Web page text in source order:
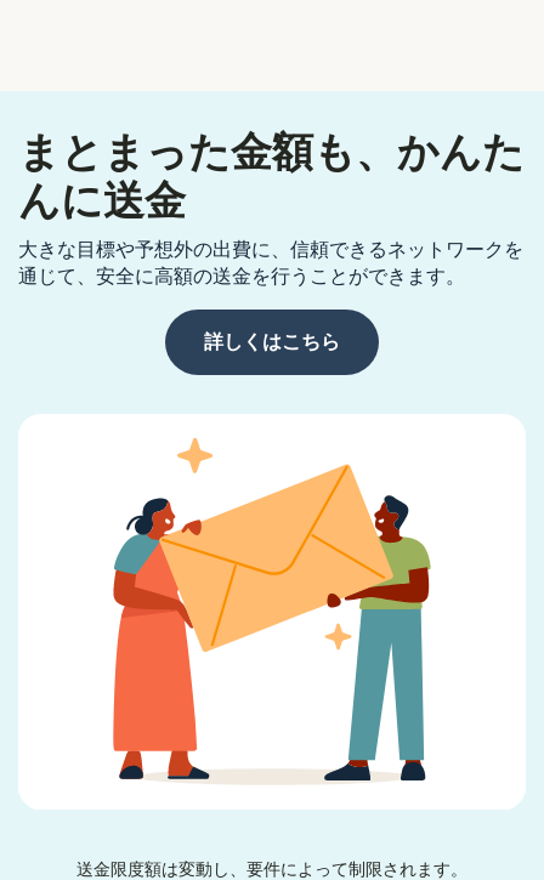
まとまった金額も、かんた
んに送金
大きな目標や予想外の出費に、信頼できるネットワークを
通じて、安全に高額の送金を行うことができます。
詳しくはこちら
送金限度額は変動し、要件によって制限されます。